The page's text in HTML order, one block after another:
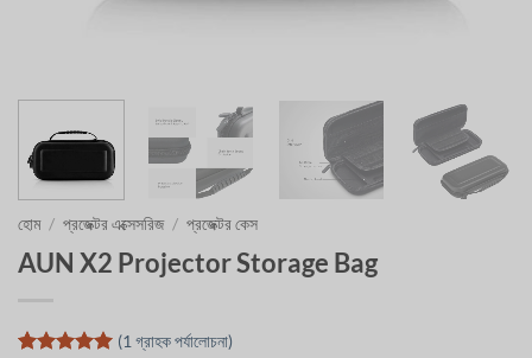
হোম / প্রজেক্টর এক্সেসরিজ / প্রজেক্টর কেস
AUN X2 Projector Storage Bag
(1 গ্রাহক পর্যালোচনা)